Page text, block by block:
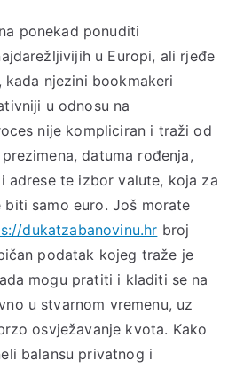
ponekad ponuditi
u Europi, ali rjeđe
njezini bookmakeri
u odnosu na
nije kompliciran i traži od
datuma rođenja,
adrese te izbor valute, koja za
samo euro. Još morate
dukatzabanovinu.hr broj
podatak kojeg traže je
mogu pratiti i kladiti se na
u stvarnom vremenu, uz
osvježavanje kvota. Kako
balansu privatnog i